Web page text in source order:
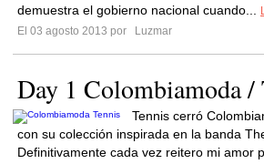
demuestra el gobierno nacional cuando...
El 03 agosto 2013 por
Luzmar
Day 1 Colombiamoda /
Tennis cerró
con su colección inspirada en la banda
Definitivamente cada vez reitero mi amor